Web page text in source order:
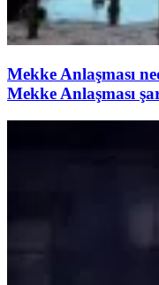
Mekke Anlaşması
Mekke Anlaşması